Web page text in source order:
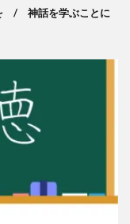
/ 神話を学ぶことに